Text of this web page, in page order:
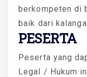
berkompeten di
baik dari
PESERTA
Peserta yang
Legal / Hukum